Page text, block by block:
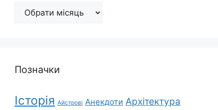
Архіви
Позначки
Історія Айстрові Анекдоти Архітектура